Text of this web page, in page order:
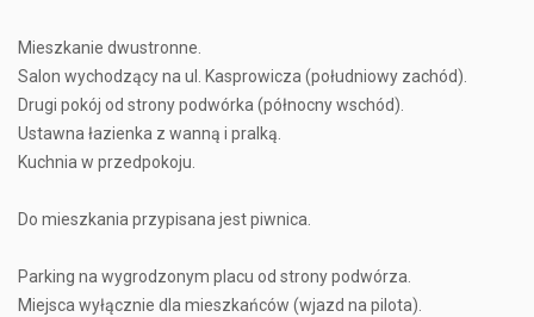
Mieszkanie dwustronne.
Salon wychodzący na ul. Kasprowicza (południowy zachód).
Drugi pokój od strony podwórka (północny wschód).
Ustawna łazienka z wanną i pralką.
Kuchnia w przedpokoju.
Do mieszkania przypisana jest piwnica.
Parking na wygrodzonym placu od strony podwórza.
Miejsca wyłącznie dla mieszkańców (wjazd na pilota).